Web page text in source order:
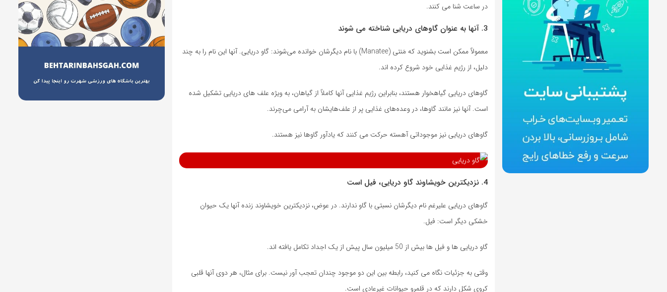
در ساعت شنا می کنند.
3. آنها به عنوان گاوهای دریایی شناخته می شوند
معمولاً ممکن است بشنوید که مَنتی (Manatee) با نام دیگرشان خوانده می‌شوند: گاو دریایی. آنها این نام را به چند
دلیل، از رژیم غذایی خود شروع کرده اند.
گاوهای دریایی گیاهخوار هستند، بنابراین رژیم غذایی آنها کاملاً از گیاهان، به ویژه علف های دریایی تشکیل شده
است. آنها نیز مانند گاوها، در وعده‌های غذایی پر از علف‌هایشان به آرامی می‌چرند.
گاوهای دریایی نیز موجوداتی آهسته حرکت می کنند که یادآور گاوها نیز هستند.
4. نزدیکترین خویشاوند گاو دریایی، فیل است
گاوهای دریایی علیرغم نام دیگرشان نسبتی با گاو ندارند. در عوض، نزدیکترین خویشاوند زنده آنها یک حیوان
خشکی دیگر است: فیل.
گاو دریایی ها و فیل ها بیش از 50 میلیون سال پیش از یک اجداد تکامل یافته اند.
وقتی به جزئیات نگاه می کنید، رابطه بین این دو موجود چندان تعجب آور نیست. برای مثال، هر دوی آنها قلبی
کروی شکل دارند که در قلمرو حیوانات غیرعادی است.